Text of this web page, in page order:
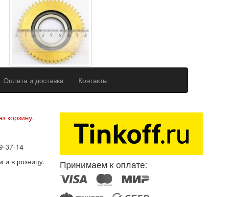
Оплата и доставка Контакты
корзину.
37-14
и в розницу.
Принимаем к оплате: